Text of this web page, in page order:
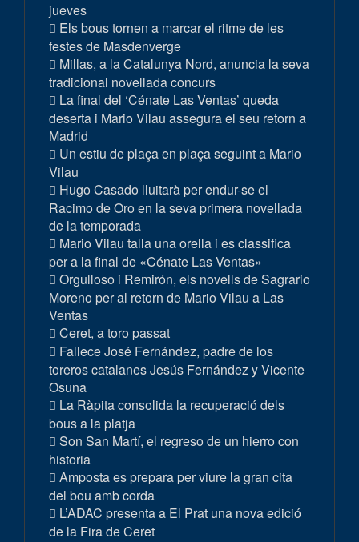
jueves
Els bous tornen a marcar el ritme de les
festes de Masdenverge
Millas, a la Catalunya Nord, anuncia la seva
tradicional novellada concurs
La final del ‘Cénate Las Ventas’ queda
deserta i Mario Vilau assegura el seu retorn a
Madrid
Un estiu de plaça en plaça seguint a Mario
Vilau
Hugo Casado lluitarà per endur-se el
Racimo de Oro en la seva primera novellada
de la temporada
Mario Vilau talla una orella i es classifica
per a la final de «Cénate Las Ventas»
Orgulloso i Remirón, els novells de Sagrario
Moreno per al retorn de Mario Vilau a Las
Ventas
Ceret, a toro passat
Fallece José Fernández, padre de los
toreros catalanes Jesús Fernández y Vicente
Osuna
La Ràpita consolida la recuperació dels
bous a la platja
Son San Martí, el regreso de un hierro con
historia
Amposta es prepara per viure la gran cita
del bou amb corda
L’ADAC presenta a El Prat una nova edició
de la Fira de Ceret